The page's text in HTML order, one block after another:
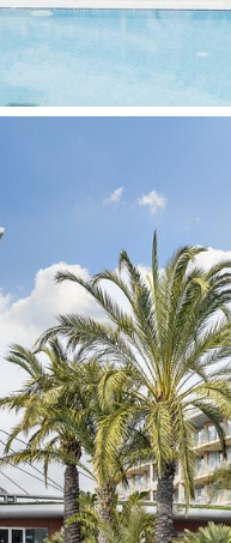
centras)
(atviras)
švediškas stalas,
kolkas nedirba)
(garažas -): už
sportinė ir pramoginių